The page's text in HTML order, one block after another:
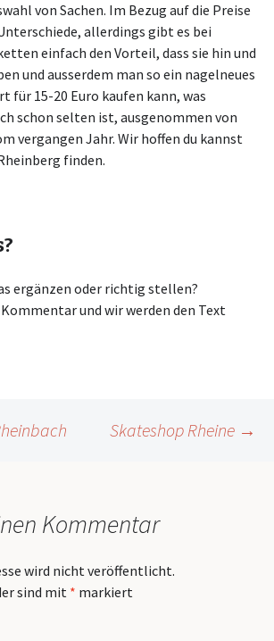
von Sachen. Im Bezug auf die Preise
allerdings gibt es bei
einfach den Vorteil, dass sie hin und
und ausserdem man so ein nagelneues
für 15-20 Euro kaufen kann, was
schon selten ist, ausgenommen von
vergangen Jahr. Wir hoffen du kannst
finden.
ergänzen oder richtig stellen?
und wir werden den Text
Skateshop Rheine →
Kommentar
wird nicht veröffentlicht.
sind mit * markiert